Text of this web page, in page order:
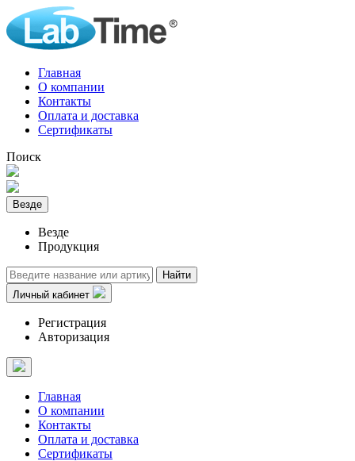
Главная
О компании
Контакты
Оплата и доставка
Сертификаты
Поиск
Везде
Везде
Продукция
Найти
Личный кабинет
Регистрация
Авторизация
Главная
О компании
Контакты
Оплата и доставка
Сертификаты